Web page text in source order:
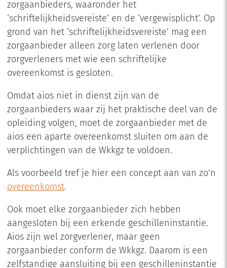
zorgaanbieders, waaronder het
‘schriftelijkheidsvereiste’ en de ‘vergewisplicht’. Op
grond van het ‘schriftelijkheidsvereiste’ mag een
zorgaanbieder alleen zorg laten verlenen door
zorgverleners met wie een schriftelijke
overeenkomst is gesloten.
Omdat aios niet in dienst zijn van de
zorgaanbieders waar zij het praktische deel van de
opleiding volgen, moet de zorgaanbieder met de
aios een aparte overeenkomst sluiten om aan de
verplichtingen van de Wkkgz te voldoen.
Als voorbeeld tref je hier een concept aan van zo’n
overeenkomst.
Ook moet elke zorgaanbieder zich hebben
aangesloten bij een erkende geschilleninstantie.
Aios zijn wel zorgverlener, maar geen
zorgaanbieder conform de Wkkgz. Daarom is een
zelfstandige aansluiting bij een geschilleninstantie